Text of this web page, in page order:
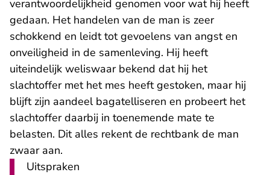
verantwoordelijkheid genomen voor wat hij heeft
gedaan. Het handelen van de man is zeer
schokkend en leidt tot gevoelens van angst en
onveiligheid in de samenleving. Hij heeft
uiteindelijk weliswaar bekend dat hij het
slachtoffer met het mes heeft gestoken, maar hij
blijft zijn aandeel bagatelliseren en probeert het
slachtoffer daarbij in toenemende mate te
belasten. Dit alles rekent de rechtbank de man
zwaar aan.
Uitspraken